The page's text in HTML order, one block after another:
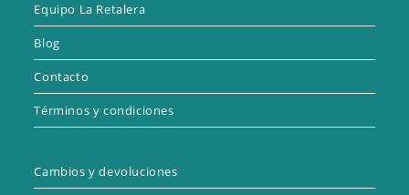
Equipo La Retalera
Blog
Contacto
Términos y condiciones
Cambios y devoluciones